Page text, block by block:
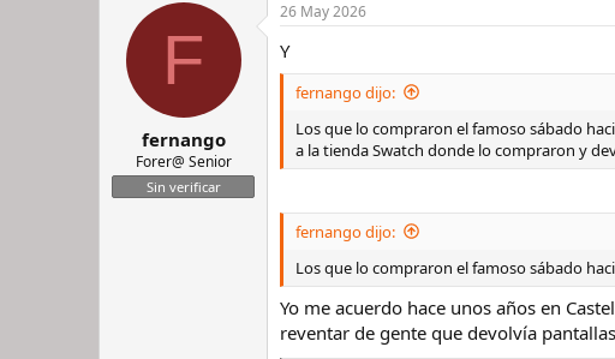
F
fernango
Forer@ Senior
Sin verificar
26 May 2026
Y
fernango dijo:
Los que lo compraron el famoso sábado
a la tienda Swatch donde lo compraron y
fernango dijo:
Los que lo compraron el famoso sábado
Yo me acuerdo hace unos años en
reventar de gente que devolvía